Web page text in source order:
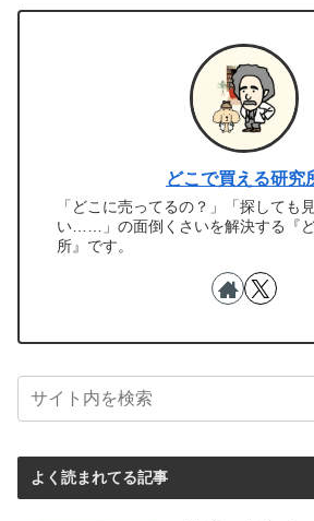
どこで買える研究
「どこに売ってるの？」「探しても
い……」の面倒くさいを解決する『
所』です。
よく読まれてる記事